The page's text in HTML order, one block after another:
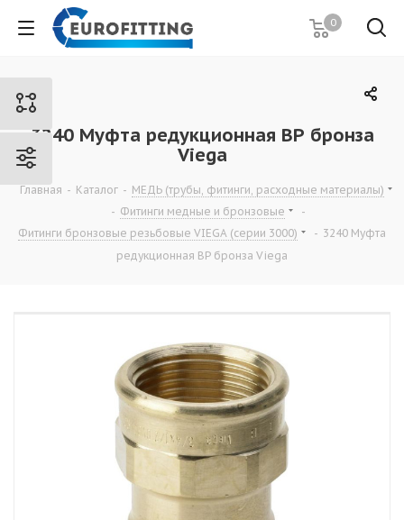
0
3240 Муфта редукционная ВР бронза
Viega
Главная - Каталог - МЕДЬ (трубы, фитинги, расходные материалы)
- Фитинги медные и бронзовые
-
Фитинги бронзовые резьбовые VIEGA (серии 3000)
- 3240 Муфта
редукционная ВР бронза Viega